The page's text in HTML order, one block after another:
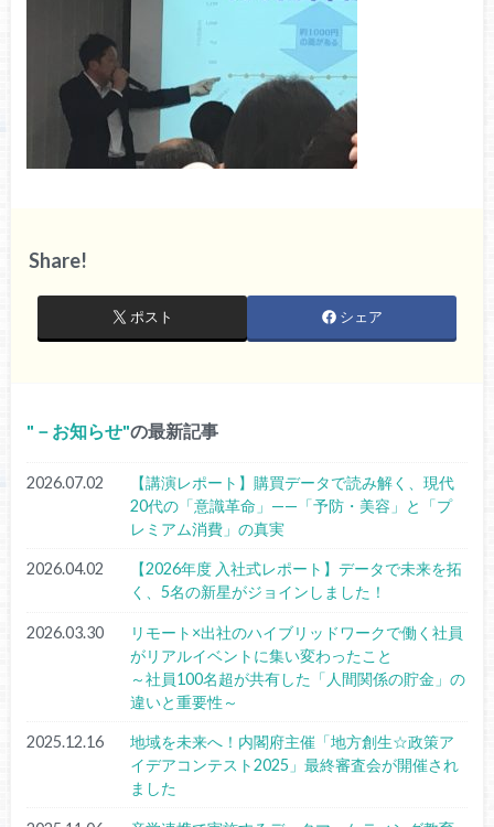
Share!
ポスト シェア
－お知らせ の最新記事
2026.07.02
【講演レポート】購買データで読み解く、現代
20代の「意識革命」——「予防・美容」と「プ
レミアム消費」の真実
2026.04.02
【2026年度 入社式レポート】データで未来を拓
く、5名の新星がジョインしました！
2026.03.30
リモート×出社のハイブリッドワークで働く社員
がリアルイベントに集い変わったこと
～社員100名超が共有した「人間関係の貯金」の
違いと重要性～
2025.12.16
地域を未来へ！内閣府主催「地方創生☆政策ア
イデアコンテスト2025」最終審査会が開催され
ました